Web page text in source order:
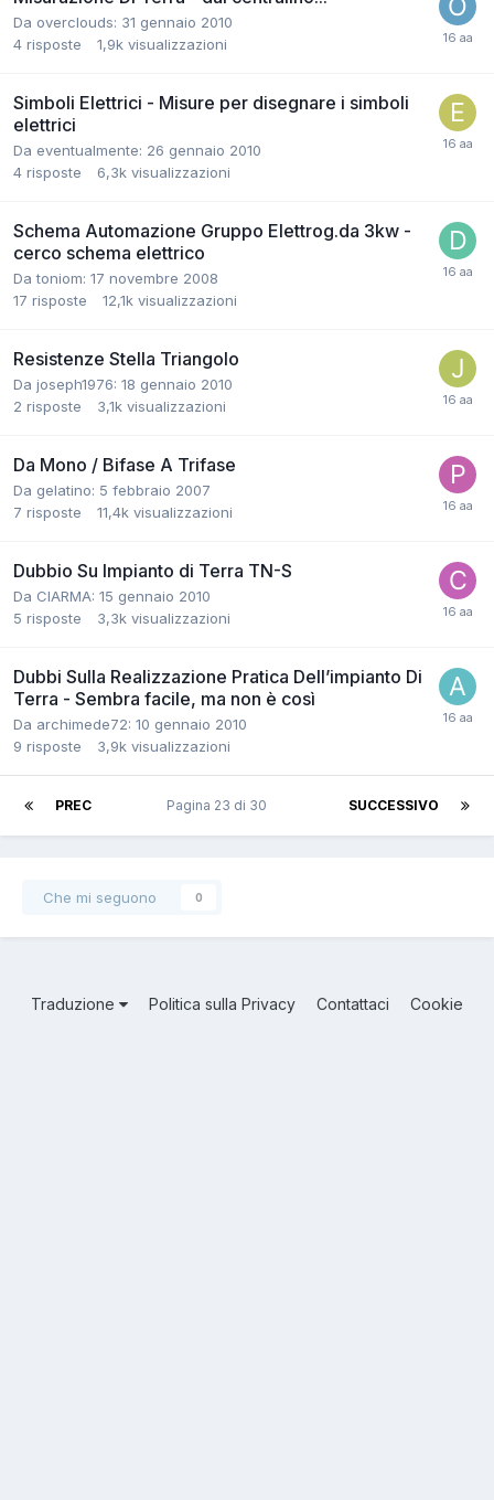
Da overclouds: 31 gennaio 2010
4 risposte 1,9k visualizzazioni
Simboli Elettrici - Misure per disegnare i simboli
elettrici
Da eventualmente: 26 gennaio 2010
4 risposte 6,3k visualizzazioni
Schema Automazione Gruppo Elettrog.da 3kw -
cerco schema elettrico
Da toniom: 17 novembre 2008
17 risposte 12,1k visualizzazioni
Resistenze Stella Triangolo
Da joseph1976: 18 gennaio 2010
2 risposte 3,1k visualizzazioni
Da Mono / Bifase A Trifase
Da gelatino: 5 febbraio 2007
7 risposte 11,4k visualizzazioni
Dubbio Su Impianto di Terra TN-S
Da CIARMA: 15 gennaio 2010
5 risposte 3,3k visualizzazioni
Dubbi Sulla Realizzazione Pratica Dell’impianto Di
Terra - Sembra facile, ma non è così
Da archimede72: 10 gennaio 2010
9 risposte 3,9k visualizzazioni
PREC SUCCESSIVO
Pagina 23 di 30
Che mi seguono 0
Traduzione Politica sulla Privacy Contattaci Cookie